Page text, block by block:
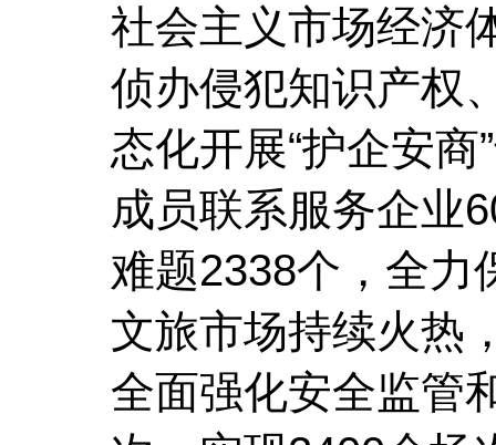
社会主义市场经济
侦办侵犯知识产权
态化开展“护企安
成员联系服务企业
难题2338个，全力
文旅市场持续火热
全面强化安全监管